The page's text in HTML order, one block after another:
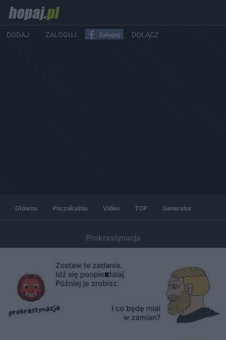
DODAJ ZALOGUJ DOŁĄCZ
Główna Poczekalnia Video TOP Generator
Prokrastynacja